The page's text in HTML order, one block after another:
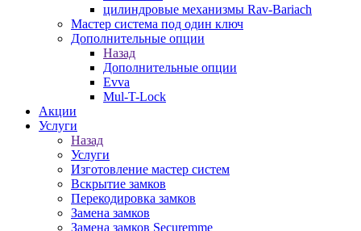
цилиндровые механизмы Rav-Bariach
Мастер система под один ключ
Дополнительные опции
Назад
Дополнительные опции
Evva
Mul-T-Lock
Акции
Услуги
Назад
Услуги
Изготовление мастер систем
Вскрытие замков
Перекодировка замков
Замена замков
Замена замков Securemme